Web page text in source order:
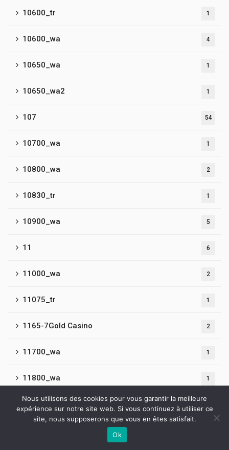
10600_tr 1
10600_wa 4
10650_wa 1
10650_wa2 1
107 54
10700_wa 1
10800_wa 2
10830_tr 1
10900_wa 5
11 6
11000_wa 2
11075_tr 1
1165-7Gold Casino 2
11700_wa 1
11800_wa 1
11900_wa
Nous utilisons des cookies pour vous garantir la meilleure
expérience sur notre site web. Si vous continuez à utiliser ce
site, nous supposerons que vous en êtes satisfait.
Ok